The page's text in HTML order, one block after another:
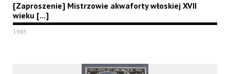
[Zaproszenie] Mistrzowie akwaforty włoskiej XVII
wieku [...]
1985